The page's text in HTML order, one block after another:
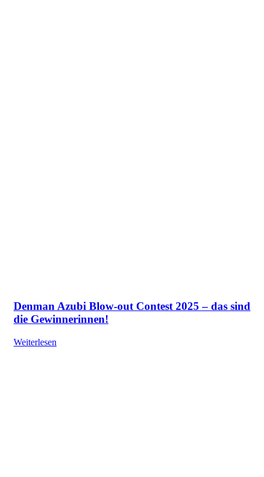
Denman Azubi Blow-out Contest 2025 – das sind
die Gewinnerinnen!
Weiterlesen